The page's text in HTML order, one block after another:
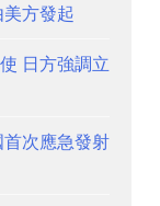
方發起
日方強調立
次應急發射